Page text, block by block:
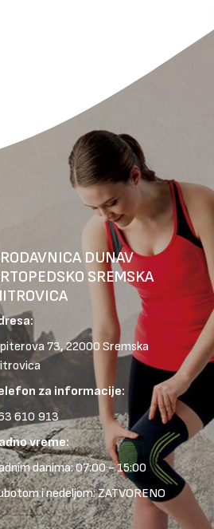
DUNAV
SREMSKA
73, 22000 Sremska
za informacije:
610 913
vreme:
danima: 07:00 - 15:00
i nedeljom: ZATVORENO